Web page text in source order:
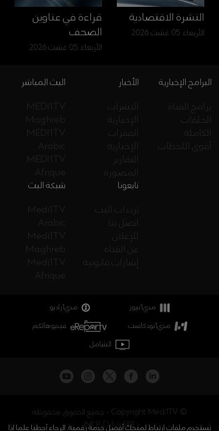
النشرة الاقتصادية
الأربعاء 05 غشت 2026
قراءة في عناوين
الصحف
الأربعاء 05 غشت 2026
البث المباشر
MEDI1TV
Maghreb
MEDI1TV
Arabic
MEDI1TV
Afrique
الأخبار
النشرات
الإخبارية
الفقرات
الإخبارية
التقارير
المصورة
البرامج الإخبارية
برامج القناة
الحلقات
الكاملة
أقوى اللحظات
شبكة البث
Medi1TV
Arabic
Medi1TV
Maghreb
Medi1TV
Afrique
تابعونا
ترددات البث
اتصل بنا
للإعلان
عن القناة
إشارات قانونية
مدي1نيوز
مدي1راديو
مدي1بودكاست
فيديوهاتكم
الشامل
جميع الحقوق محفوظة - Copyright Medi1TV ©
نستخدم ملفات ارتباط لمنحك أفضل خدمة رقمية. الرجاء أحطنا علما إذا